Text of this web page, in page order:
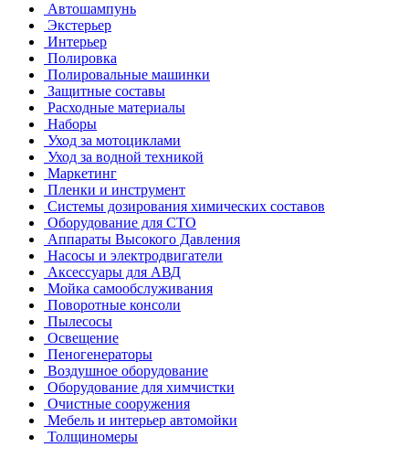
Автошампунь
Экстерьер
Интерьер
Полировка
Полировальные машинки
Защитные составы
Расходные материалы
Наборы
Уход за мотоциклами
Уход за водной техникой
Маркетинг
Пленки и инструмент
Системы дозирования химических составов
Оборудование для СТО
Аппараты Высокого Давления
Насосы и электродвигатели
Аксессуары для АВД
Мойка самообслуживания
Поворотные консоли
Пылесосы
Освещение
Пеногенераторы
Воздушное оборудование
Оборудование для химчистки
Очистные сооружения
Мебель и интерьер автомойки
Толщиномеры